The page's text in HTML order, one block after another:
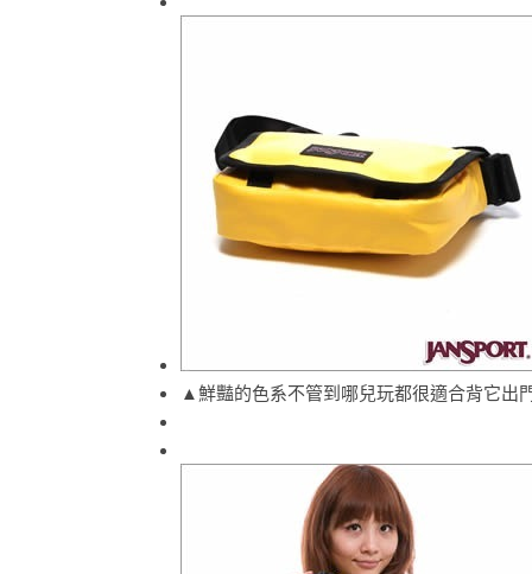
▲鮮豔的色系不管到哪兒玩都很適合背它出